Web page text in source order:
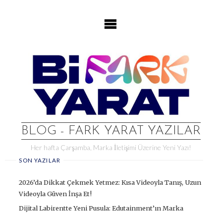
BLOG - FARK YARAT YAZILAR
Her hafta Çarşamba, Marka İletişimi Üzerine Yeni Yazı!
SON YAZILAR
2026’da Dikkat Çekmek Yetmez: Kısa Videoyla Tanış, Uzun
Videoyla Güven İnşa Et!
Dijital Labirentte Yeni Pusula: Edutainment’ın Marka